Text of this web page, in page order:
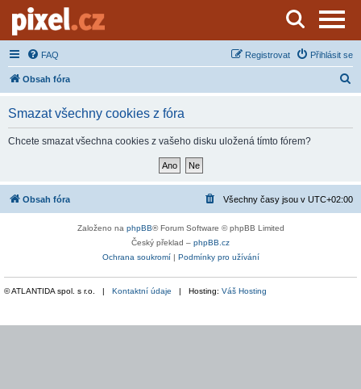
Server o natáčení a zpracování videa
FAQ Přihlásit se
Registrovat
Obsah fóra
Smazat všechny cookies z fóra
Chcete smazat všechna cookies z vašeho disku uložená tímto fórem?
Obsah fóra Všechny časy jsou v UTC+02:00
Založeno na phpBB® Forum Software © phpBB Limited
Český překlad – phpBB.cz
Ochrana soukromí| Podmínky pro užívání
© ATLANTIDA spol. s r.o. | Kontaktní údaje | Hosting: Váš Hosting